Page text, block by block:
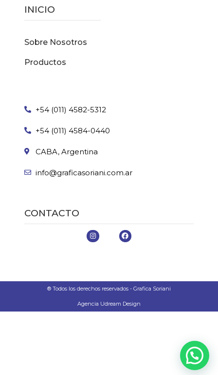
INICIO
Sobre Nosotros
Productos
+54 (011) 4582-5312
+54 (011) 4584-0440
CABA, Argentina
info@graficasoriani.com.ar
CONTACTO
® Todos los derechos reservados - Grafica Soriani
Agencia Udream Design